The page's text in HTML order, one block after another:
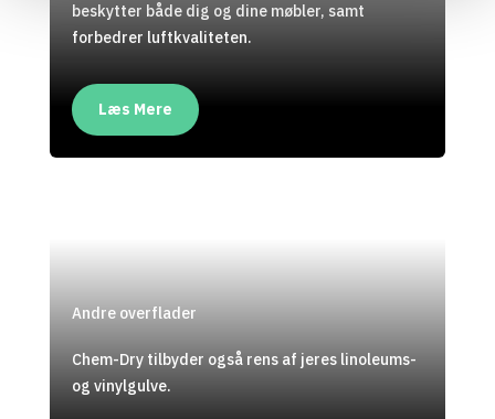
beskytter både dig og dine møbler, samt
forbedrer luftkvaliteten.
Læs Mere
Andre overflader
Chem-Dry tilbyder også rens af jeres linoleums-
og vinylgulve.